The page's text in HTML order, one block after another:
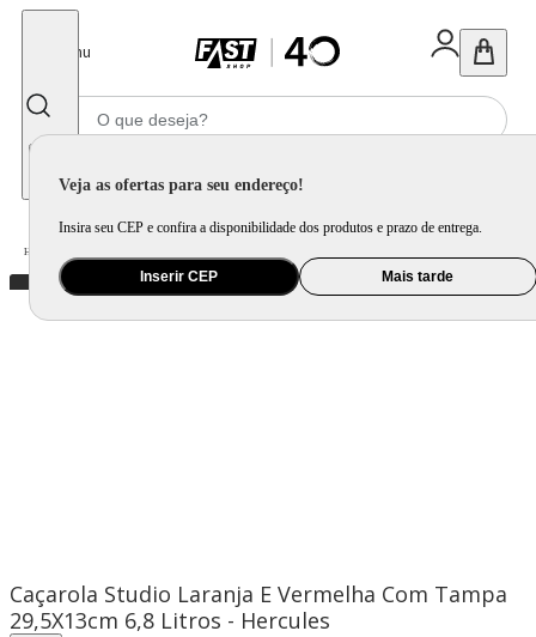
Menu
Veja as ofertas para seu endereço!
Insira seu CEP e confira a disponibilidade dos produtos e prazo de entrega.
Inserir CEP Mais tarde
Home
Caçarola Studio Laranja E Vermelha Com Tampa
29,5X13cm 6,8 Litros - Hercules